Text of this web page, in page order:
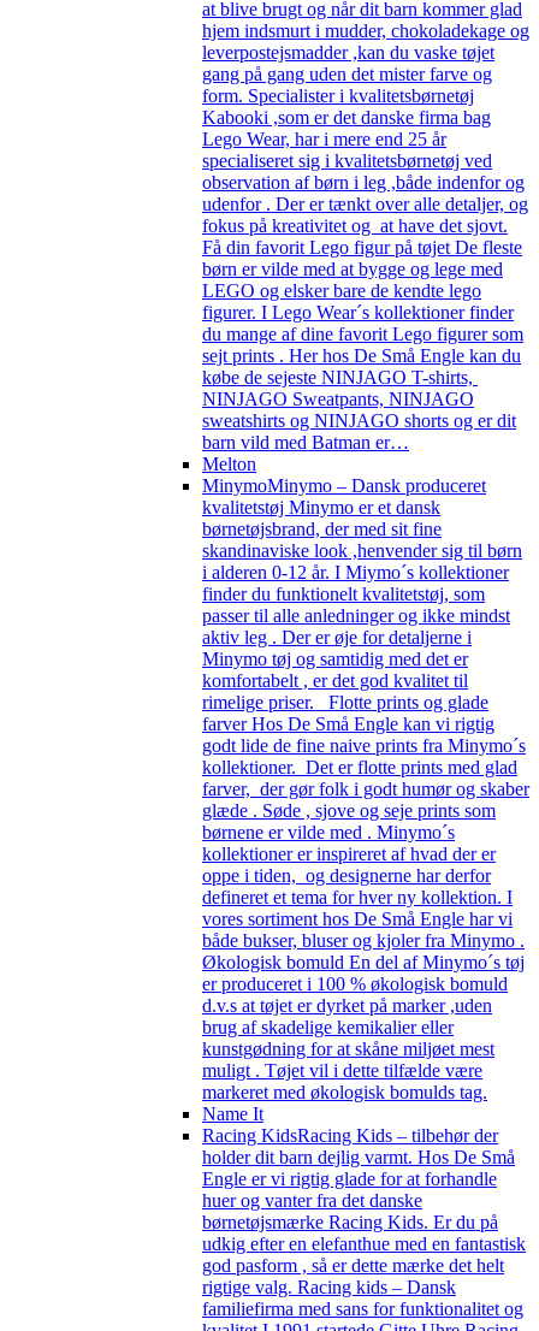
at blive brugt og når dit barn kommer glad
hjem indsmurt i mudder, chokoladekage og
leverpostejsmadder ,kan du vaske tøjet
gang på gang uden det mister farve og
form. Specialister i kvalitetsbørnetøj
Kabooki ,som er det danske firma bag
Lego Wear, har i mere end 25 år
specialiseret sig i kvalitetsbørnetøj ved
observation af børn i leg ,både indenfor og
udenfor . Der er tænkt over alle detaljer, og
fokus på kreativitet og at have det sjovt.
Få din favorit Lego figur på tøjet De fleste
børn er vilde med at bygge og lege med
LEGO og elsker bare de kendte lego
figurer. I Lego Wear´s kollektioner finder
du mange af dine favorit Lego figurer som
sejt prints . Her hos De Små Engle kan du
købe de sejeste NINJAGO T-shirts,
NINJAGO Sweatpants, NINJAGO
sweatshirts og NINJAGO shorts og er dit
barn vild med Batman er…
Melton
MinymoMinymo – Dansk produceret
kvalitetstøj Minymo er et dansk
børnetøjsbrand, der med sit fine
skandinaviske look ,henvender sig til børn
i alderen 0-12 år. I Miymo´s kollektioner
finder du funktionelt kvalitetstøj, som
passer til alle anledninger og ikke mindst
aktiv leg . Der er øje for detaljerne i
Minymo tøj og samtidig med det er
komfortabelt , er det god kvalitet til
rimelige priser. Flotte prints og glade
farver Hos De Små Engle kan vi rigtig
godt lide de fine naive prints fra Minymo´s
kollektioner. Det er flotte prints med glad
farver, der gør folk i godt humør og skaber
glæde . Søde , sjove og seje prints som
børnene er vilde med . Minymo´s
kollektioner er inspireret af hvad der er
oppe i tiden, og designerne har derfor
defineret et tema for hver ny kollektion. I
vores sortiment hos De Små Engle har vi
både bukser, bluser og kjoler fra Minymo .
Økologisk bomuld En del af Minymo´s tøj
er produceret i 100 % økologisk bomuld
d.v.s at tøjet er dyrket på marker ,uden
brug af skadelige kemikalier eller
kunstgødning for at skåne miljøet mest
muligt . Tøjet vil i dette tilfælde være
markeret med økologisk bomulds tag.
Name It
Racing KidsRacing Kids – tilbehør der
holder dit barn dejlig varmt. Hos De Små
Engle er vi rigtig glade for at forhandle
huer og vanter fra det danske
børnetøjsmærke Racing Kids. Er du på
udkig efter en elefanthue med en fantastisk
god pasform , så er dette mærke det helt
rigtige valg. Racing kids – Dansk
familiefirma med sans for funktionalitet og